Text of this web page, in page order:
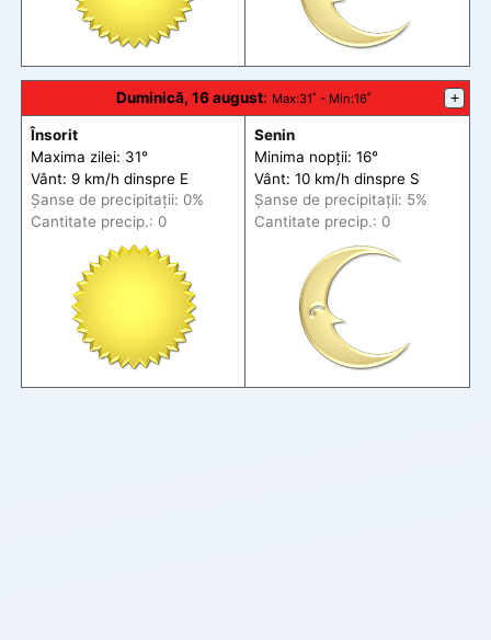
Duminică, 16 august: Max:31˚ - Min:16˚ +
Însorit
Maxima zilei: 31°
Vânt: 9 km/h dinspre E
Șanse de precipitații: 0%
Cantitate precip.: 0
Senin
Minima nopții: 16°
Vânt: 10 km/h dinspre S
Șanse de precipitații: 5%
Cantitate precip.: 0